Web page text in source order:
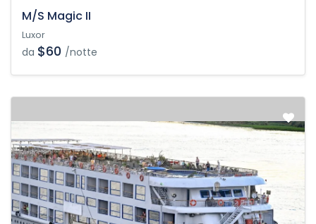
M/S Magic II
Luxor
da $60 /notte